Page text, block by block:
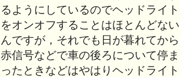
るようにしているのでヘッドライト
をオンオフすることはほとんどない
んですが，それでも日が暮れてから
赤信号などで車の後ろについて停ま
ったときなどはやはりヘッドライト